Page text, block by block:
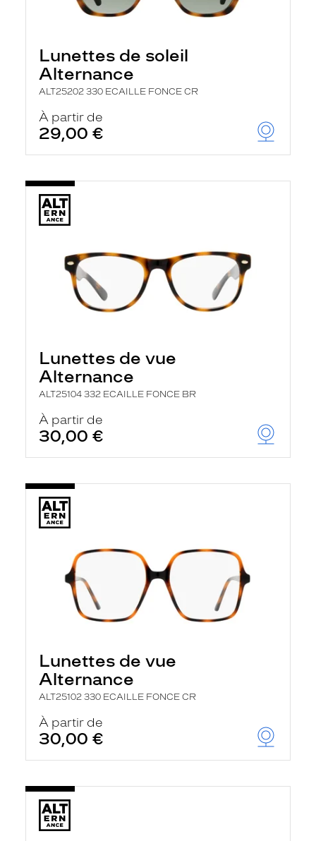
Lunettes de soleil
Alternance
ALT25202 330 ECAILLE FONCE CR
À partir de
29,00 €
Lunettes de vue
Alternance
ALT25104 332 ECAILLE FONCE BR
À partir de
30,00 €
Lunettes de vue
Alternance
ALT25102 330 ECAILLE FONCE CR
À partir de
30,00 €